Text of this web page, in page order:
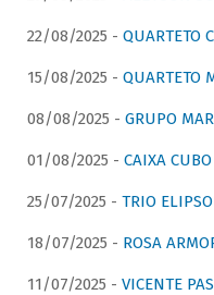
22/08/2025 - QUARTETO
15/08/2025 - QUARTETO
08/08/2025 - GRUPO
01/08/2025 - CAIXA
25/07/2025 - TRIO
18/07/2025 - ROSA
11/07/2025 - VICENTE